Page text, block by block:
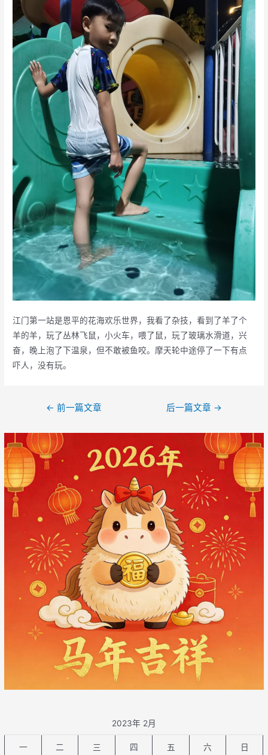
2023年 2月
一 二 三 四 五 六 日
江门第一站是恩平的花海欢乐世界，我看了杂技，看到了羊了个
羊的羊，玩了丛林飞鼠，小火车，喂了鼠，玩了玻璃水滑道，兴
奋，晚上泡了下温泉，但不敢被鱼咬。摩天轮中途停了一下有点
吓人，没有玩。
导
航
← 前一篇文章 后一篇文章 →